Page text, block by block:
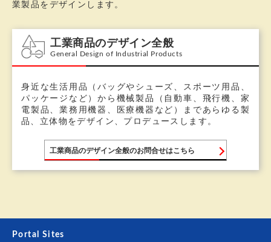
業製品をデザインします。
工業商品のデザイン全般
General Design of Industrial Products
身近な生活用品（バッグやシューズ、スポーツ用品、
パッケージなど）から機械製品（自動車、飛行機、家
電製品、業務用機器、医療機器など）まであらゆる製
品、立体物をデザイン、プロデュースします。
工業商品のデザイン全般のお問合せはこちら
Portal Sites